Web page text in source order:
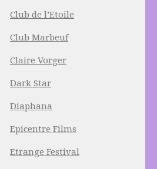
Club de l’Etoile
Club Marbeuf
Claire Vorger
Dark Star
Diaphana
Epicentre Films
Etrange Festival